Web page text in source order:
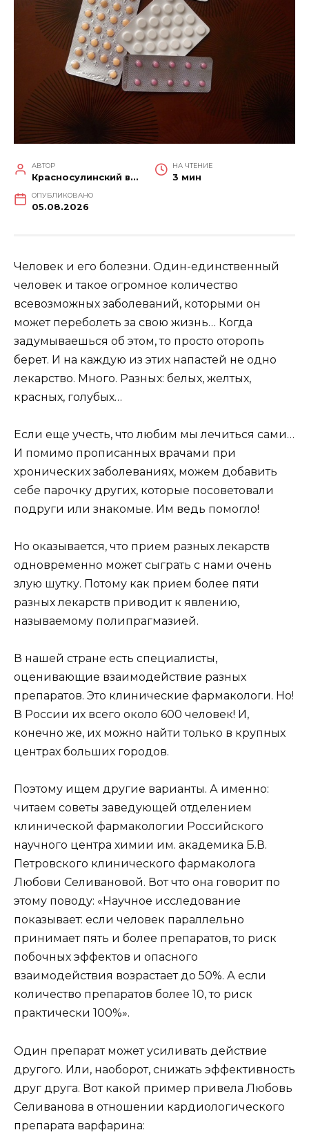
АВТОР
Красносулинский вестник
НА ЧТЕНИЕ
3 мин
ОПУБЛИКОВАНО
05.08.2026
Человек и его болезни. Один-единственный
человек и такое огромное количество
всевозможных заболеваний, которыми он
может переболеть за свою жизнь… Когда
задумываешься об этом, то просто оторопь
берет. И на каждую из этих напастей не одно
лекарство. Много. Разных: белых, желтых,
красных, голубых…
Если еще учесть, что любим мы лечиться сами…
И помимо прописанных врачами при
хронических заболеваниях, можем добавить
себе парочку других, которые посоветовали
подруги или знакомые. Им ведь помогло!
Но оказывается, что прием разных лекарств
одновременно может сыграть с нами очень
злую шутку. Потому как прием более пяти
разных лекарств приводит к явлению,
называемому полипрагмазией.
В нашей стране есть специалисты,
оценивающие взаимодействие разных
препаратов. Это клинические фармакологи. Но!
В России их всего около 600 человек! И,
конечно же, их можно найти только в крупных
центрах больших городов.
Поэтому ищем другие варианты. А именно:
читаем советы заведующей отделением
клинической фармакологии Российского
научного центра химии им. академика Б.В.
Петровского клинического фармаколога
Любови Селивановой. Вот что она говорит по
этому поводу: «Научное исследование
показывает: если человек параллельно
принимает пять и более препаратов, то риск
побочных эффектов и опасного
взаимодействия возрастает до 50%. А если
количество препаратов более 10, то риск
практически 100%».
Один препарат может усиливать действие
другого. Или, наоборот, снижать эффективность
друг друга. Вот какой пример привела Любовь
Селиванова в отношении кардиологического
препарата варфарина: